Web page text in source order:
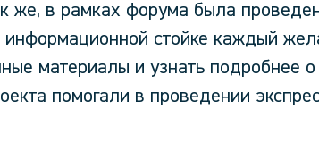
же, в рамках форума была
информационной стойке каждый
материалы и узнать подробнее о
помогали в проведении